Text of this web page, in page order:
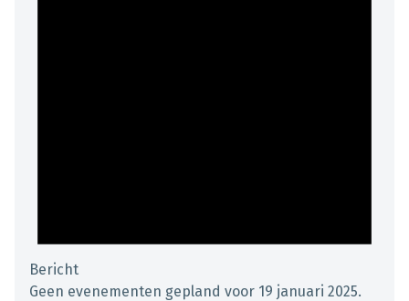
Bericht
Geen evenementen gepland voor 19 januari 2025.